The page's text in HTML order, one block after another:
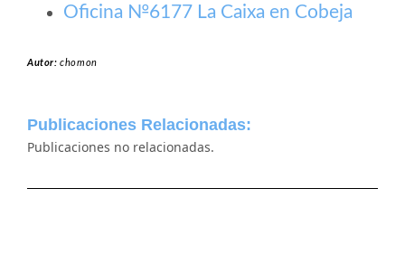
Oficina №6177 La Caixa en Cobeja
Autor:chomon
Publicaciones Relacionadas:
Publicaciones no relacionadas.